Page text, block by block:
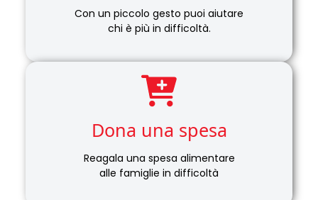
Con un piccolo gesto puoi aiutare
chi è più in difficoltà.
Dona una spesa
Reagala una spesa alimentare
alle famiglie in difficoltà